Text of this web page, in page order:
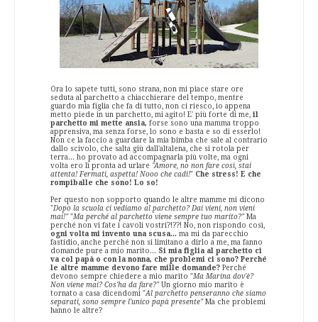
Ora lo sapete tutti, sono strana, non mi piace stare ore
seduta al parchetto a chiacchierare del tempo, mentre
guardo mia figlia che fa di tutto, non ci riesco, io appena
metto piede in un parchetto, mi agito! E' più forte di me, il
parchetto mi mette ansia, forse sono una mamma troppo
apprensiva, ma senza forse, lo sono e basta e so di esserlo!
Non ce la faccio a guardare la mia bimba che sale al contrario
dallo scivolo, che salta giù dall'altalena, che si rotola per
terra... ho provato ad accompagnarla più volte, ma ogni
volta ero lì pronta ad urlare "Amore, no non fare così, stai
attenta! Fermati, aspetta! Nooo che cadi!" Che stress! E che
rompiballe che sono! Lo so!
Per questo non sopporto quando le altre mamme mi dicono
"Dopo la scuola ci vediamo al parchetto? Dai vieni, non vieni
mai!""Ma perché al parchetto viene sempre tuo marito?"Ma
perché non vi fate i cavoli vostri?!??! No, non rispondo così,
ogni volta mi invento una scusa... ma mi da parecchio
fastidio, anche perché non si limitano a dirlo a me, ma fanno
domande pure a mio marito... Si mia figlia al parchetto ci
va col papà o con la nonna, che problemi ci sono? Perché
le altre mamme devono fare mille domande? Perché
devono sempre chiedere a mio marito "Ma Marina dov'è?
Non viene mai? Cos'ha da fare?"Un giorno mio marito è
tornato a casa dicendomi "Al parchetto penseranno che siamo
separati, sono sempre l'unico papà presente"Ma che problemi
hanno le altre?